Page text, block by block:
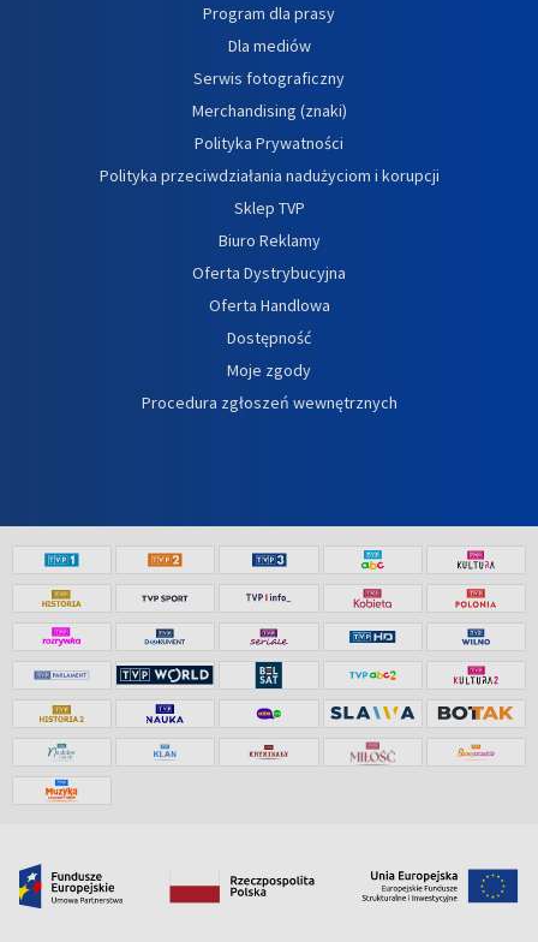
Program dla prasy
Dla mediów
Serwis fotograficzny
Merchandising (znaki)
Polityka Prywatności
Polityka przeciwdziałania nadużyciom i korupcji
Sklep TVP
Biuro Reklamy
Oferta Dystrybucyjna
Oferta Handlowa
Dostępność
Moje zgody
Procedura zgłoszeń wewnętrznych